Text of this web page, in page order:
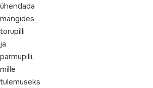
ühendada
mängides
torupilli
ja
parmupilli,
mille
tulemuseks